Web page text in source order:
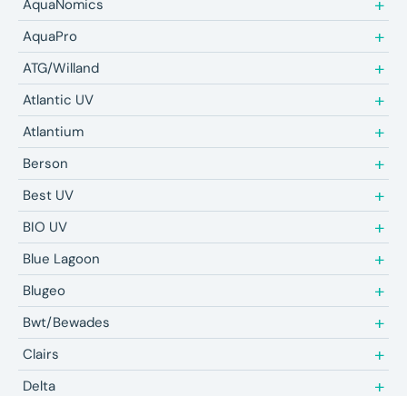
AquaNomics
AquaPro
ATG/Willand
Atlantic UV
Atlantium
Berson
Best UV
BIO UV
Blue Lagoon
Blugeo
Bwt/Bewades
Clairs
Delta